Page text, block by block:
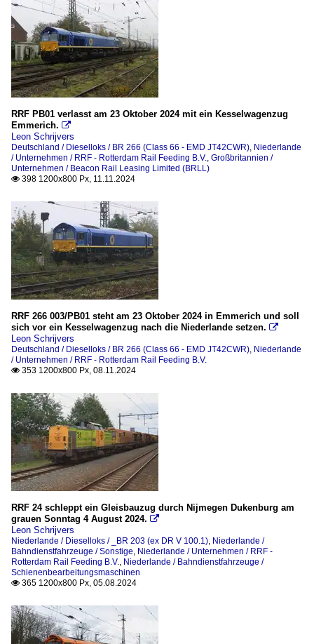
RRF PB01 verlasst am 23 Oktober 2024 mit ein Kesselwagenzug
Emmerich. 
Leon Schrijvers
Deutschland / Dieselloks / BR 266 (Class 66 - EMD JT42CWR), Niederlande
/ Unternehmen / RRF - Rotterdam Rail Feeding B.V., Großbritannien /
Unternehmen / Beacon Rail Leasing Limited (BRLL)
 398 1200x800 Px, 11.11.2024
RRF 266 003/PB01 steht am 23 Oktober 2024 in Emmerich und soll
sich vor ein Kesselwagenzug nach die Niederlande setzen. 
Leon Schrijvers
Deutschland / Dieselloks / BR 266 (Class 66 - EMD JT42CWR), Niederlande
/ Unternehmen / RRF - Rotterdam Rail Feeding B.V.
 353 1200x800 Px, 08.11.2024
RRF 24 schleppt ein Gleisbauzug durch Nijmegen Dukenburg am
grauen Sonntag 4 August 2024. 
Leon Schrijvers
Niederlande / Dieselloks / _BR 203 (ex DR V 100.1), Niederlande /
Bahndienstfahrzeuge / Sonstige, Niederlande / Unternehmen / RRF -
Rotterdam Rail Feeding B.V., Niederlande / Bahndienstfahrzeuge /
Schienenbearbeitungsmaschinen
 365 1200x800 Px, 05.08.2024